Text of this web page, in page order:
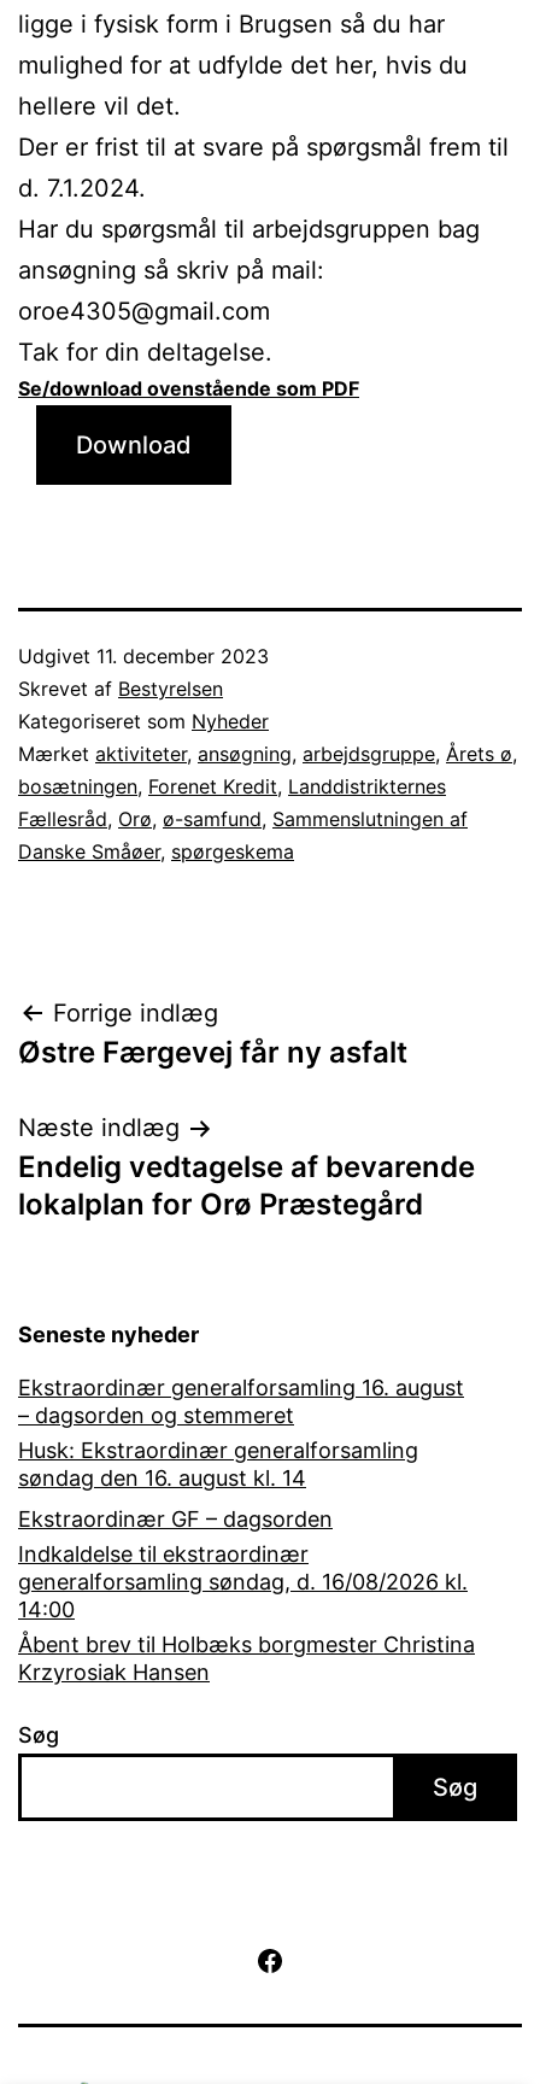
ligge i fysisk form i Brugsen så du har
mulighed for at udfylde det her, hvis du
hellere vil det.
Der er frist til at svare på spørgsmål frem til
d. 7.1.2024.
Har du spørgsmål til arbejdsgruppen bag
ansøgning så skriv på mail:
oroe4305@gmail.com
Tak for din deltagelse.
Se/download ovenstående som PDF
Download
Udgivet 11. december 2023
Skrevet af Bestyrelsen
Kategoriseret som Nyheder
Mærket aktiviteter, ansøgning, arbejdsgruppe, Årets ø,
bosætningen, Forenet Kredit, Landdistrikternes
Fællesråd, Orø, ø-samfund, Sammenslutningen af
Danske Småøer, spørgeskema
Indlægsnavigation
Forrige indlæg
Østre Færgevej får ny asfalt
Næste indlæg
Endelig vedtagelse af bevarende
lokalplan for Orø Præstegård
Seneste nyheder
Ekstraordinær generalforsamling 16. august
– dagsorden og stemmeret
Husk: Ekstraordinær generalforsamling
søndag den 16. august kl. 14
Ekstraordinær GF – dagsorden
Indkaldelse til ekstraordinær
generalforsamling søndag, d. 16/08/2026 kl.
14:00
Åbent brev til Holbæks borgmester Christina
Krzyrosiak Hansen
Søg
Søg